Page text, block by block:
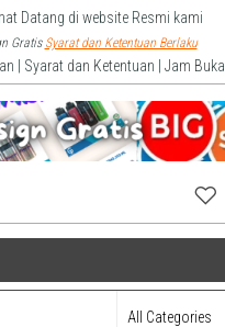
Datang di website Resmi kami
Gratis Syarat dan Ketentuan Berlaku
| Syarat dan Ketentuan | Jam Buka